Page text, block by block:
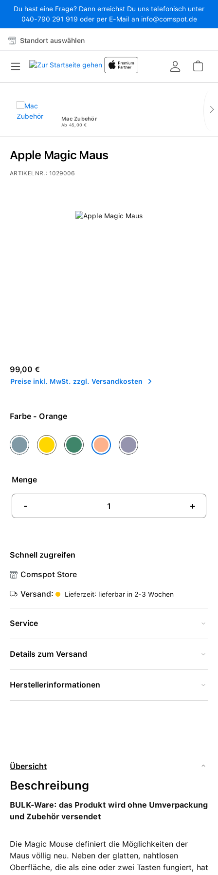
Zum Hauptinhalt springen
Du hast eine Frage? Dann erreichst Du uns telefonisch unter
040-790 291 919 oder per E-Mail an info@comspot.de
Standort auswählen
Mac Zubehör
Ab 45,00 €
Bildergalerie überspringen
Apple Magic Maus
ARTIKELNR.:1029006
Regulärer Preis:
99,00 €
Preise inkl. MwSt. zzgl. Versandkosten
Farbe - Orange
Blau Gelb Grün OrangeViolett
Menge
- +
Schnell zugreifen
Comspot Store
Versand: Lieferzeit: lieferbar in 2-3 Wochen
Service
Details zum Versand
Herstellerinformationen
Übersicht
Beschreibung
BULK-Ware: das Produkt wird ohne Umverpackung
und Zubehör versendet
Die Magic Mouse definiert die Möglichkeiten der
Maus völlig neu. Neben der glatten, nahtlosen
Oberfläche, die als eine oder zwei Tasten fungiert, hat